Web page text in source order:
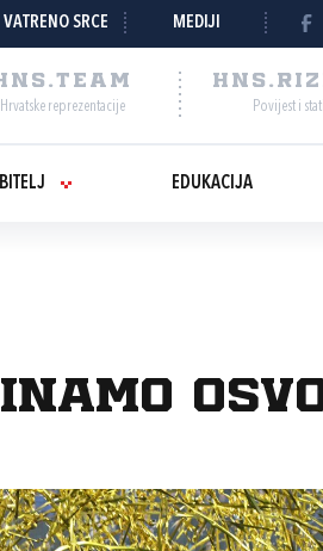
VATRENO SRCE MEDIJI
Hrvatske reprezentacije Povijest i
EDUKACIJA